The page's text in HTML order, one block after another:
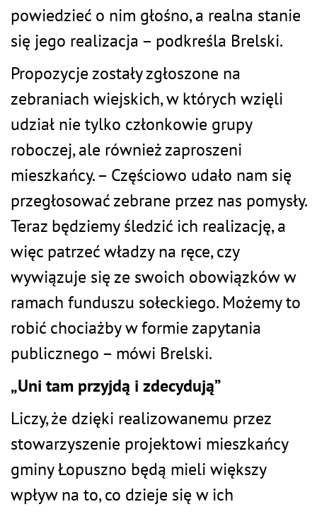
powiedzieć o nim głośno, a realna stanie
się jego realizacja – podkreśla Brelski.
Propozycje zostały zgłoszone na
zebraniach wiejskich, w których wzięli
udział nie tylko członkowie grupy
roboczej, ale również zaproszeni
mieszkańcy. – Częściowo udało nam się
przegłosować zebrane przez nas pomysły.
Teraz będziemy śledzić ich realizację, a
więc patrzeć władzy na ręce, czy
wywiązuje się ze swoich obowiązków w
ramach funduszu sołeckiego. Możemy to
robić chociażby w formie zapytania
publicznego – mówi Brelski.
„Uni tam przyjdą i zdecydują”
Liczy, że dzięki realizowanemu przez
stowarzyszenie projektowi mieszkańcy
gminy Łopuszno będą mieli większy
wpływ na to, co dzieje się w ich